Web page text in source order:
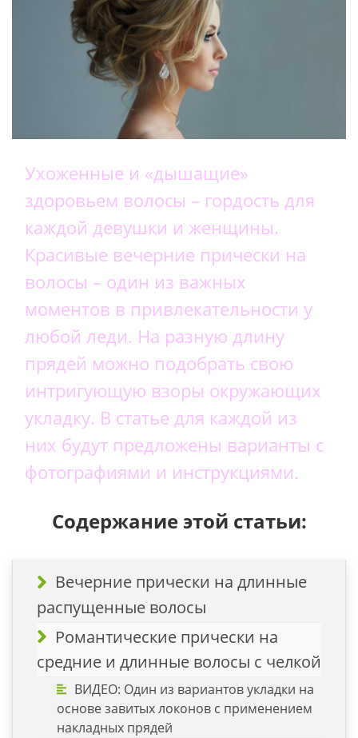
Ухоженные и «дышащие»
здоровьем волосы – гордость для
каждой девушки и женщины.
Красивые вечерние прически на
волосы – один из важных
моментов в привлекательности у
любой леди. На разную длину
прядей можно подобрать свою
интригующую взоры окружающих
укладку. В статье для каждой из
них будут предложены варианты с
фотографиями и инструкциями.
Содержание этой статьи:
Вечерние прически на длинные
распущенные волосы
Романтические прически на
средние и длинные волосы с челкой
ВИДЕО: Один из вариантов укладки на
основе завитых локонов с применением
накладных прядей